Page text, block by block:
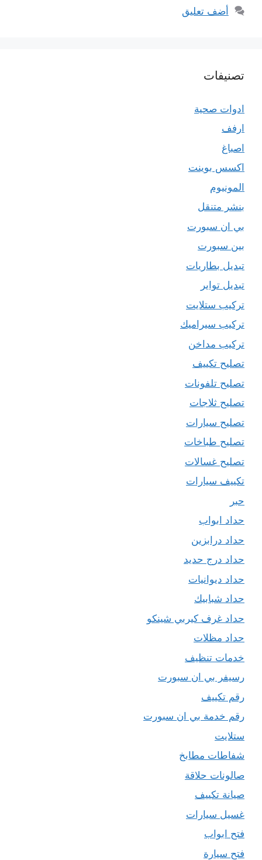
أضف تعليق
تصنيفات
ادوات صحية
ارفف
اصباغ
اكسس بوينت
المونيوم
بنشر متنقل
بي ان سبورت
بين سبورت
تبديل بطاريات
تبديل تواير
تركيب ستلايت
تركيب سيراميك
تركيب مداخن
تصليح تكييف
تصليح تلفونات
تصليح ثلاجات
تصليح سيارات
تصليح طباخات
تصليح غسالات
تكييف سيارات
حبر
حداد ابواب
حداد درابزين
حداد درج حديد
حداد ديوانيات
حداد شبابيك
حداد غرف كيربي شينكو
حداد مظلات
خدمات تنظيف
رسيفر بي ان سبورت
رقم تكييف
رقم خدمة بي ان سبورت
ستلايت
شفاطات مطابخ
صالونات حلاقة
صيانة تكييف
غسيل سيارات
فتح ابواب
فتح سيارة